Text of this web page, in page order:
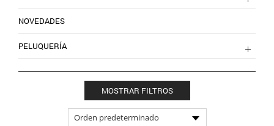
MOSTRAR FILTROS
NOVEDADES
PELUQUERÍA